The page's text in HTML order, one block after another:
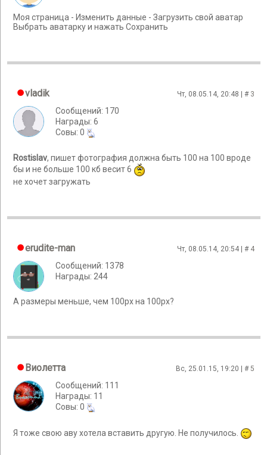
Моя страница - Изменить данные - Загрузить свой аватар
Выбрать аватарку и нажать Сохранить
vladik Чт, 08.05.14, 20:48 | # 3
Сообщений: 170
Награды: 6
Cовы: 0
Rostislav, пишет фотография должна быть 100 на 100 вроде
бы и не больше 100 кб весит 6
не хочет загружать
erudite-man Чт, 08.05.14, 20:54 | # 4
Сообщений: 1378
Награды: 244
А размеры меньше, чем 100px на 100px?
Виолетта Вс, 25.01.15, 19:20 | #5
Сообщений: 111
Награды: 11
Cовы: 0
Я тоже свою аву хотела вставить другую. Не получилось.